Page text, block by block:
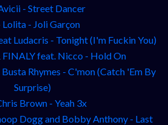
- Street Dancer
Lolita - Joli Garçon
Ludacris - Tonight (I'm Fuckin You)
FINALY feat. Nicco - Hold On
Rhymes - C'mon (Catch 'Em By
Surprise)
Brown - Yeah 3x
Dogg and Bobby Anthony - Last